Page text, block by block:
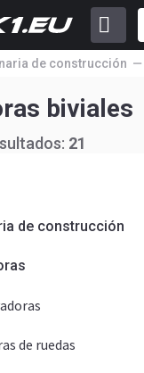
de construcción
biviales
21
de construcción
de ruedas